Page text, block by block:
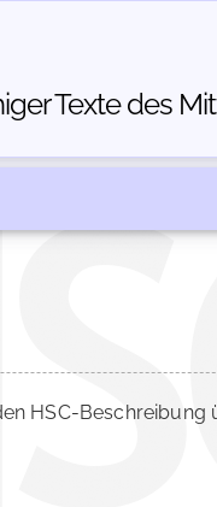
Texte des
HSC-Beschreibung